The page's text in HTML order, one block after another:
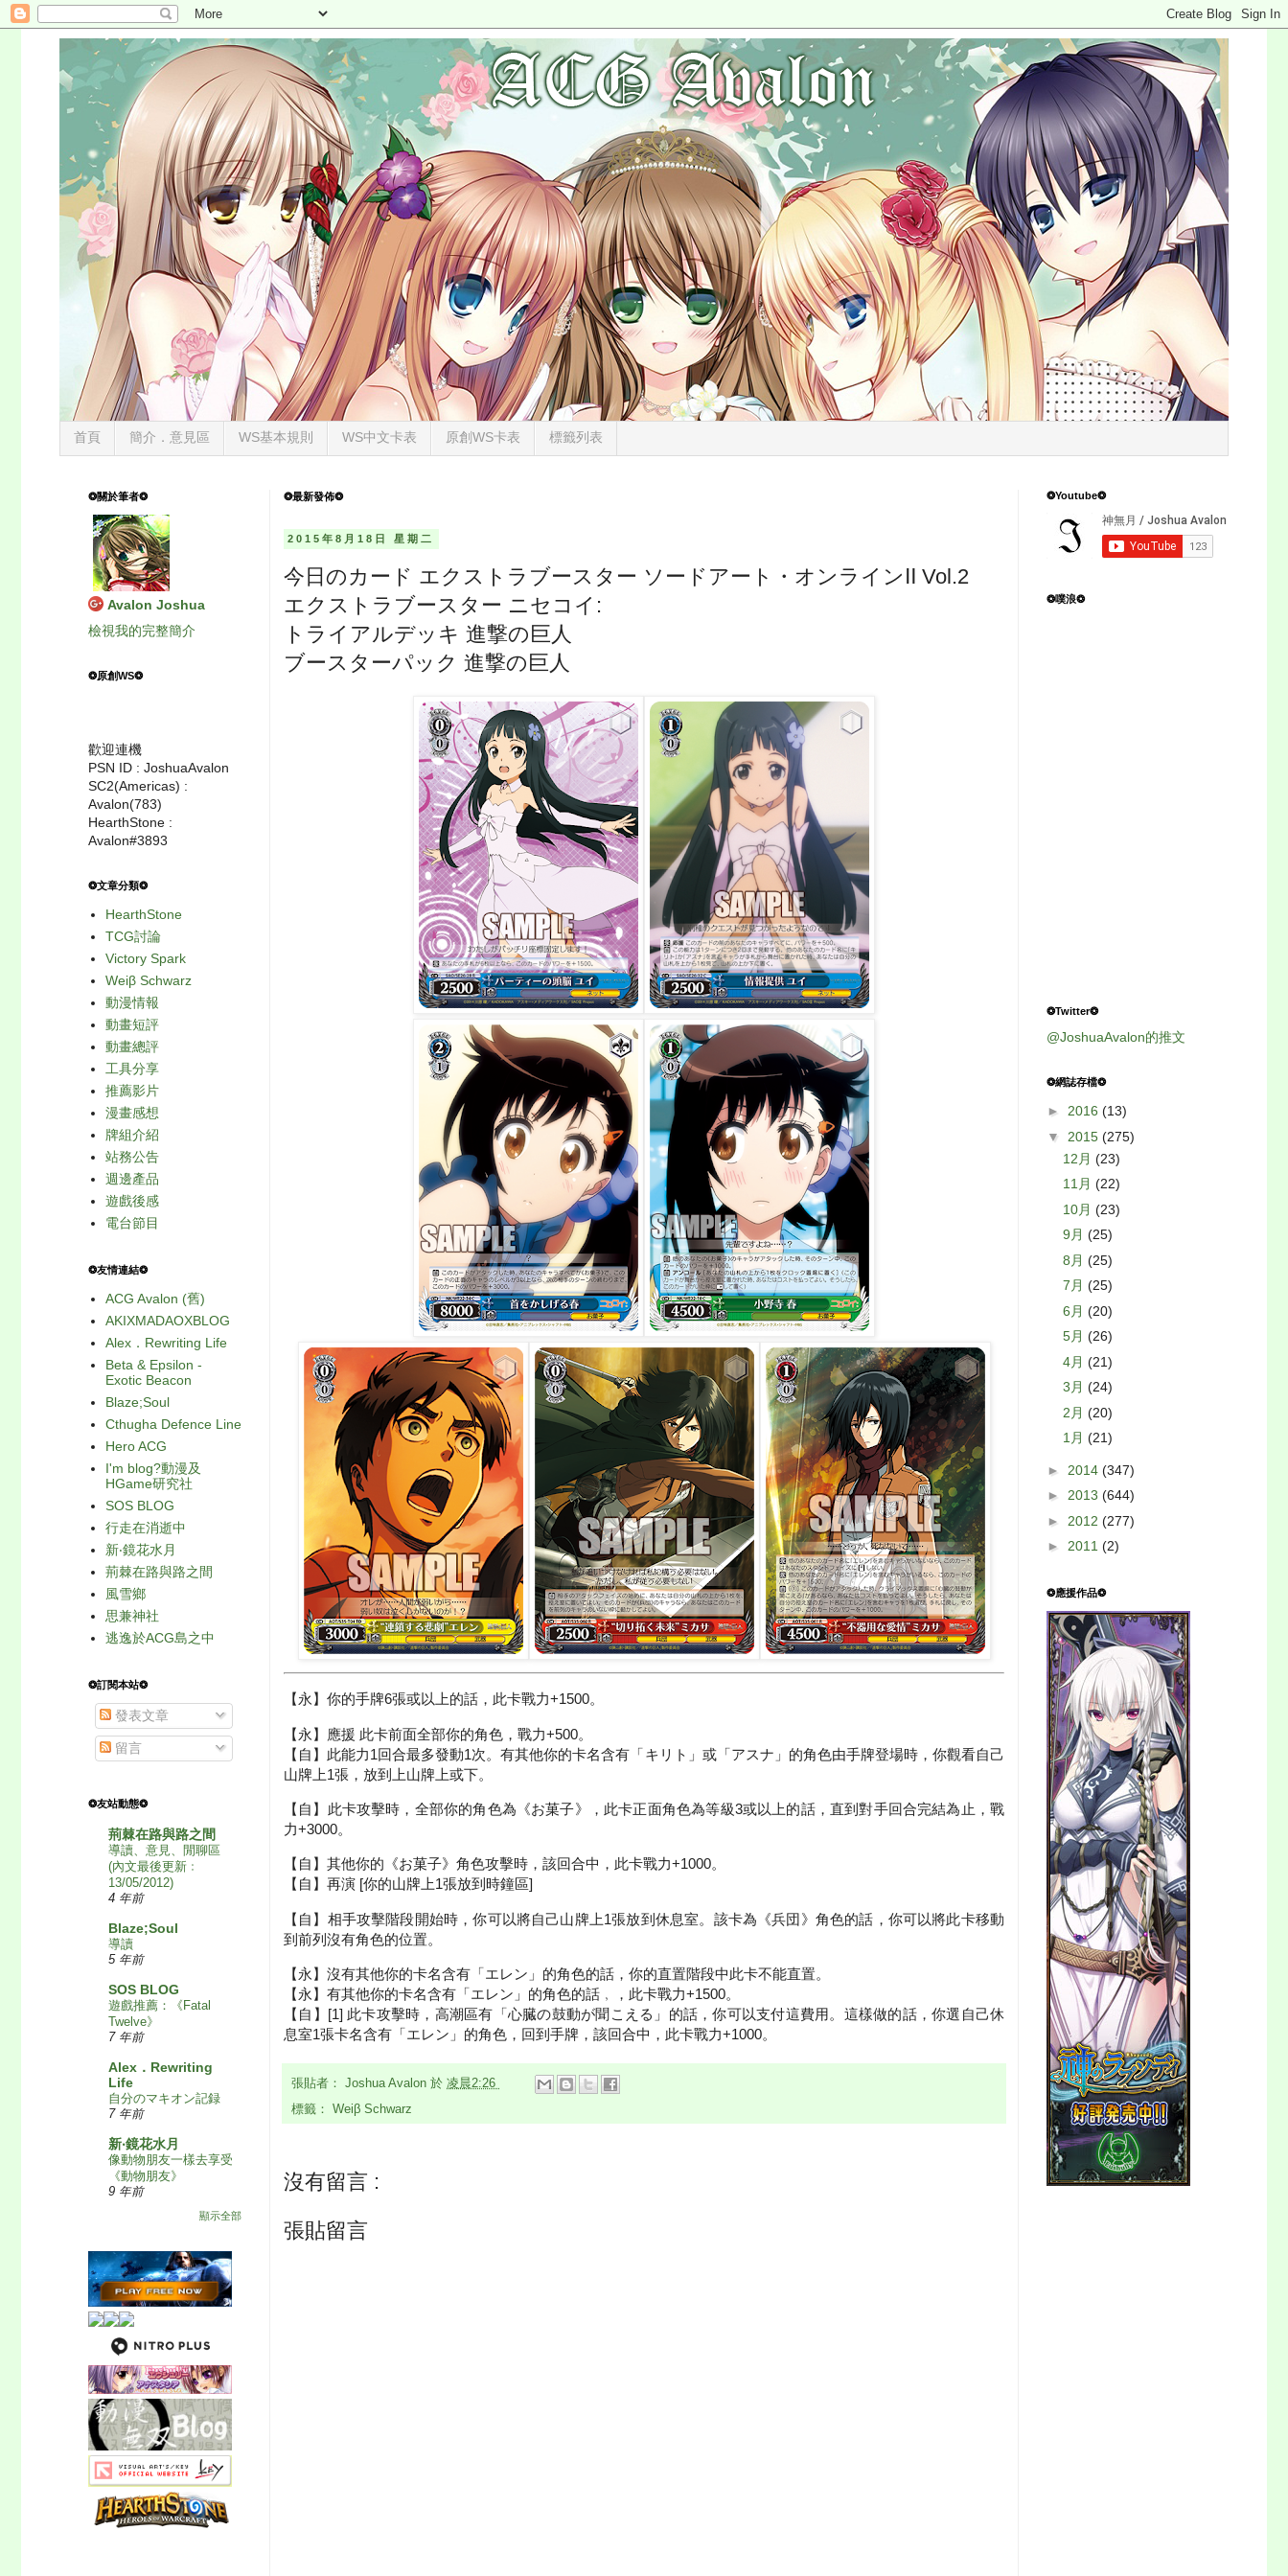
首頁 簡介．意見區 WS基本規則 WS中文卡表 原創WS卡表 標籤列表
❂最新發佈❂
2015年8月18日 星期二
今日のカード エクストラブースター ソードアート・オンラインⅡ Vol.2
エクストラブースター ニセコイ:
トライアルデッキ 進撃の巨人
ブースターパック 進撃の巨人
【永】你的手牌6張或以上的話，此卡戰力+1500。
【永】應援 此卡前面全部你的角色，戰力+500。
【自】此能力1回合最多發動1次。有其他你的卡名含有「キリト」或「アスナ」的角色由手牌登場時，你觀看自己
山牌上1張，放到上山牌上或下。
【自】此卡攻擊時，全部你的角色為《お菓子》，此卡正面角色為等級3或以上的話，直到對手回合完結為止，戰
力+3000。
【自】其他你的《お菓子》角色攻擊時，該回合中，此卡戰力+1000。
【自】再演 [你的山牌上1張放到時鐘區]
【自】相手攻擊階段開始時，你可以將自己山牌上1張放到休息室。該卡為《兵団》角色的話，你可以將此卡移動
到前列沒有角色的位置。
【永】沒有其他你的卡名含有「エレン」的角色的話，你的直置階段中此卡不能直置。
【永】有其他你的卡名含有「エレン」的角色的話﹐，此卡戰力+1500。
【自】[1] 此卡攻擊時，高潮區有「心臓の鼓動が聞こえる」的話，你可以支付這費用。這樣做的話，你選自己休
息室1張卡名含有「エレン」的角色，回到手牌，該回合中，此卡戰力+1000。
張貼者： Joshua Avalon 於 凌晨2:26
標籤： Weiβ Schwarz
沒有留言 :
張貼留言
❂關於筆者❂
Avalon Joshua
檢視我的完整簡介
❂原創WS❂
歡迎連機
PSN ID : JoshuaAvalon
SC2(Americas) :
Avalon(783)
HearthStone :
Avalon#3893
❂文章分類❂
HearthStone
TCG討論
Victory Spark
Weiβ Schwarz
動漫情報
動畫短評
動畫總評
工具分享
推薦影片
漫畫感想
牌組介紹
站務公告
週邊產品
遊戲後感
電台節目
❂友情連結❂
ACG Avalon (舊)
AKIXMADAOXBLOG
Alex．Rewriting Life
Beta & Epsilon -
Exotic Beacon
Blaze;Soul
Cthugha Defence Line
Hero ACG
I'm blog?動漫及
HGame研究社
SOS BLOG
行走在消逝中
新‧鏡花水月
荊棘在路與路之間
風雪鄉
思兼神社
逃逸於ACG島之中
❂訂閱本站❂
發表文章
留言
❂友站動態❂
荊棘在路與路之間
導讀、意見、閒聊區
(內文最後更新﹕
13/05/2012)
4 年前
Blaze;Soul
導讀
5 年前
SOS BLOG
遊戲推薦：《Fatal
Twelve》
7 年前
Alex．Rewriting
Life
自分のマキオン記録
7 年前
新‧鏡花水月
像動物朋友一樣去享受
《動物朋友》
9 年前
顯示全部
❂Youtube❂
❂噗浪❂
❂Twitter❂
@JoshuaAvalon的推文
❂網誌存檔❂
► 2016 (13)
▼ 2015 (275)
12月 (23)
11月 (22)
10月 (23)
9月 (25)
8月 (25)
7月 (25)
6月 (20)
5月 (26)
4月 (21)
3月 (24)
2月 (20)
1月 (21)
► 2014 (347)
► 2013 (644)
► 2012 (277)
► 2011 (2)
❂應援作品❂